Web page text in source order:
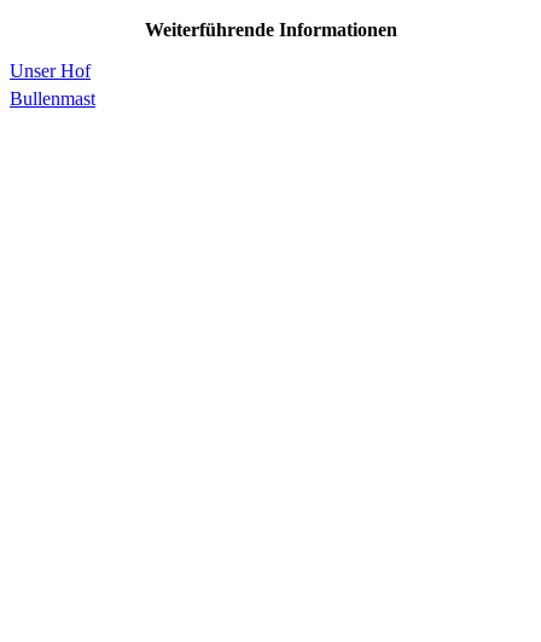
Weiterführende Informationen
Unser Hof
Bullenmast